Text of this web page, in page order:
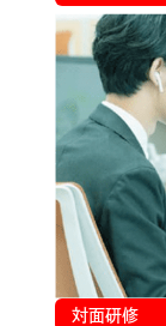
対面研修